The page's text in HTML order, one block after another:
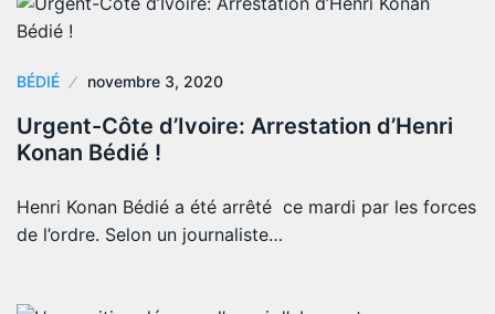
BÉDIÉ novembre 3, 2020
Urgent-Côte d’Ivoire: Arrestation d’Henri
Konan Bédié !
Henri Konan Bédié a été arrêté ce mardi par les forces
de l’ordre. Selon un journaliste…